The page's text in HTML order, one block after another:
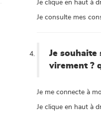
Je clique en haut à
Je consulte mes
Je
virement ?
Je me connecte à
Je clique en haut à